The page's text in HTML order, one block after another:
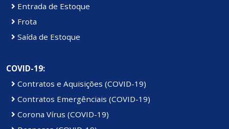
Entrada de Estoque
Frota
Saída de Estoque
COVID-19:
Contratos e Aquisições (COVID-19)
Contratos Emergênciais (COVID-19)
Corona Vírus (COVID-19)